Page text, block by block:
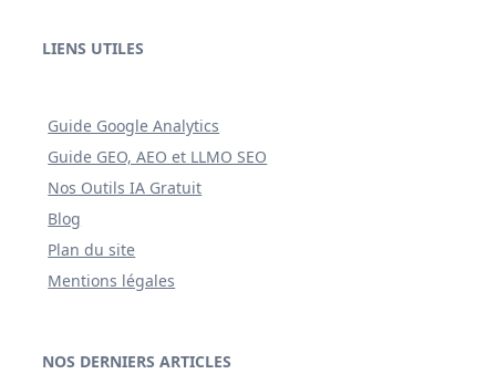
LIENS UTILES
Guide Google Analytics
Guide GEO, AEO et LLMO SEO
Nos Outils IA Gratuit
Blog
Plan du site
Mentions légales
NOS DERNIERS ARTICLES